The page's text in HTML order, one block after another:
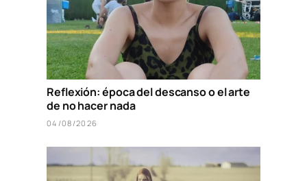
Reflexión: época del descanso o el arte
de no hacer nada
04/08/2026